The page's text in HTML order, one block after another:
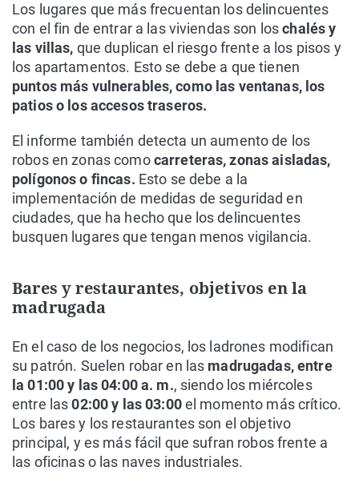
Los lugares que más frecuentan los delincuentes
con el fin de entrar a las viviendas son loschalés y
las villas, que duplican el riesgo frente a los pisos y
los apartamentos. Esto se debe a que tienen
puntos más vulnerables, como las ventanas, los
patios o los accesos traseros.
El informe también detecta un aumento de los
robos en zonas comocarreteras, zonas aisladas,
polígonos o fincas. Esto se debe a la
implementación de medidas de seguridad en
ciudades, que ha hecho que los delincuentes
busquen lugares que tengan menos vigilancia.
Bares y restaurantes, objetivos en la
madrugada
En el caso de los negocios, los ladrones modifican
su patrón. Suelen robar en las madrugadas, entre
la 01:00 y las 04:00 a. m., siendo los miércoles
entre las02:00 y las 03:00el momento más crítico.
Los bares y los restaurantes son el objetivo
principal, y es más fácil que sufran robos frente a
las oficinas o las naves industriales.